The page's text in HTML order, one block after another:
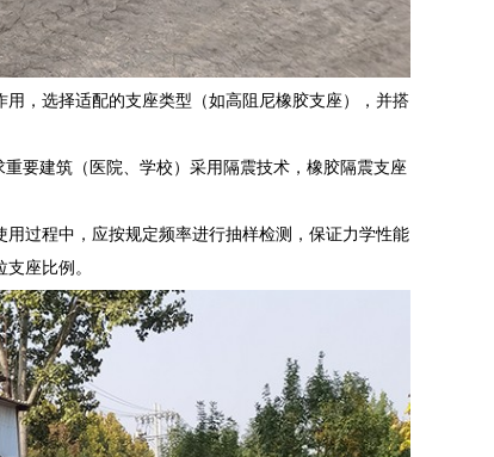
，选择适配的支座类型（如高阻尼橡胶支座），并搭
要建筑（医院、学校）采用隔震技术，橡胶隔震支座
过程中，应按规定频率进行抽样检测，保证力学性能
座比例。